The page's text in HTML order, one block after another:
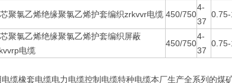
聚氯乙烯绝缘聚氯乙烯护套编织zrkvvr电缆 450/750
4-
37
聚氯乙烯绝缘聚氯乙烯护套编织屏蔽
电缆
450/750
4-
37
缆橡套电缆电力电缆控制电缆特种电缆本厂生产全系列的